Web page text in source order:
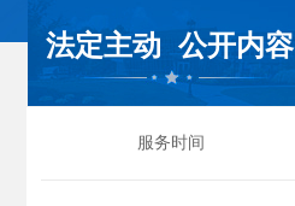
公开内容
法定主动
服务时间